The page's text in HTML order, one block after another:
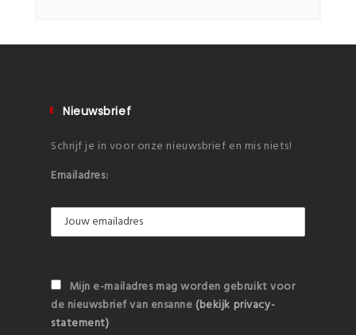
Nieuwsbrief
Schrijf je in voor onze nieuwsbrief en mis niets!
Emailadres:
Mijn e-mailadres mag worden gebruikt voor
de nieuwsbrief van ensanne (bekijk privacy-
statement)